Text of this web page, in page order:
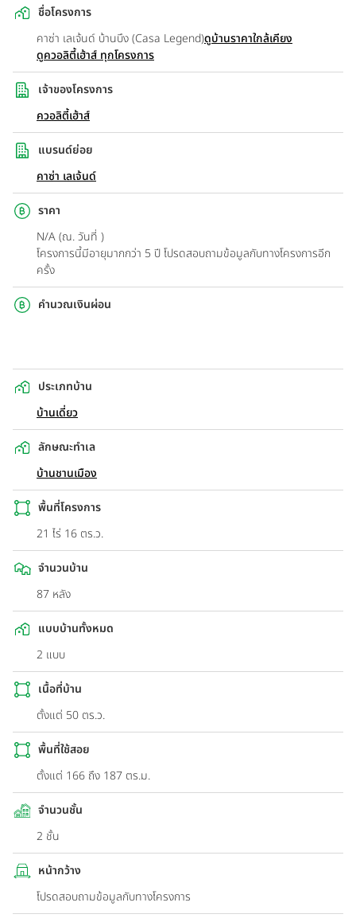
ชื่อโครงการ
คาซ่า เลเจ้นด์ บ้านบึง (Casa Legend)ดูบ้านราคาใกล้เคียง
ดูควอลิตี้เฮ้าส์ ทุกโครงการ
เจ้าของโครงการ
ควอลิตี้เฮ้าส์
แบรนด์ย่อย
คาซ่า เลเจ้นด์
ราคา
N/A (ณ. วันที่ )
โครงการนี้มีอายุมากกว่า 5 ปี โปรดสอบถามข้อมูลกับทางโครงการอีก
ครั้ง
คำนวณเงินผ่อน
ประเภทบ้าน
บ้านเดี่ยว
ลักษณะทำเล
บ้านชานเมือง
พื้นที่โครงการ
21 ไร่ 16 ตร.ว.
จำนวนบ้าน
87 หลัง
แบบบ้านทั้งหมด
2 แบบ
เนื้อที่บ้าน
ตั้งแต่ 50 ตร.ว.
พื้นที่ใช้สอย
ตั้งแต่ 166 ถึง 187 ตร.ม.
จำนวนชั้น
2 ชั้น
หน้ากว้าง
โปรดสอบถามข้อมูลกับทางโครงการ